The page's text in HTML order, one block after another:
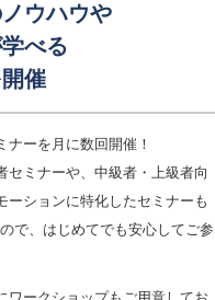
ウハウや
べる
催
ーを月に数回開催！
セミナーや、中級者・上級者向
ーションに特化したセミナーも
で、はじめてでも安心してご参